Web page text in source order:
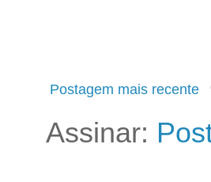
Postagem mais recente
Assinar: